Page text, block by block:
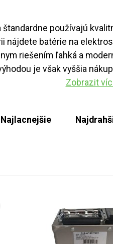
používajú
nájdete batérie na
riešením ľahká a
je však vyššia
Zobrazit
Najlacnejšie